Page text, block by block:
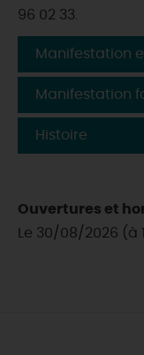
96 02 33.
Manifestation
Manifestation
Histoire
Ouvertures et
Le 30/08/2026 (à